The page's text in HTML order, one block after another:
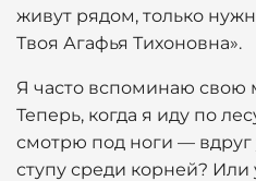
живут рядом, только
Твоя Агафья Тихоновна».
Я часто вспоминаю свою
Теперь, когда я иду по
смотрю под ноги —
ступу среди корней? Или